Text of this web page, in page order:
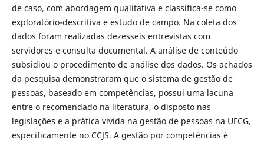
de caso, com abordagem qualitativa e classifica-se como
exploratório-descritiva e estudo de campo. Na coleta dos
dados foram realizadas dezesseis entrevistas com
servidores e consulta documental. A análise de conteúdo
subsidiou o procedimento de análise dos dados. Os achados
da pesquisa demonstraram que o sistema de gestão de
pessoas, baseado em competências, possui uma lacuna
entre o recomendado na literatura, o disposto nas
legislações e a prática vivida na gestão de pessoas na UFCG,
especificamente no CCJS. A gestão por competências é